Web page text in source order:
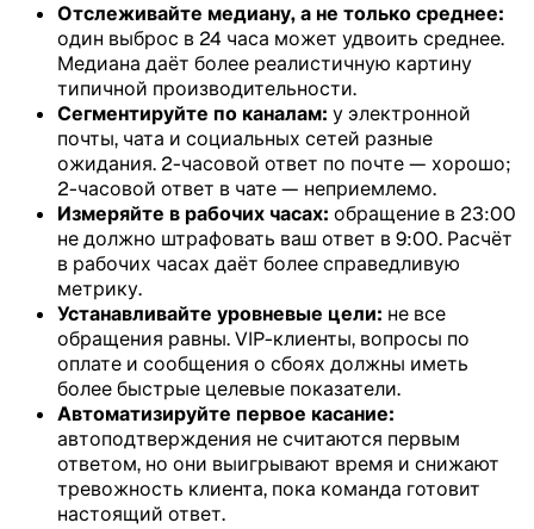
Отслеживайте медиану, а не только среднее:
один выброс в 24 часа может удвоить среднее.
Медиана даёт более реалистичную картину
типичной производительности.
Сегментируйте по каналам: у электронной
почты, чата и социальных сетей разные
ожидания. 2-часовой ответ по почте — хорошо;
2-часовой ответ в чате — неприемлемо.
Измеряйте в рабочих часах: обращение в 23:00
не должно штрафовать ваш ответ в 9:00. Расчёт
в рабочих часах даёт более справедливую
метрику.
Устанавливайте уровневые цели: не все
обращения равны. VIP-клиенты, вопросы по
оплате и сообщения о сбоях должны иметь
более быстрые целевые показатели.
Автоматизируйте первое касание:
автоподтверждения не считаются первым
ответом, но они выигрывают время и снижают
тревожность клиента, пока команда готовит
настоящий ответ.